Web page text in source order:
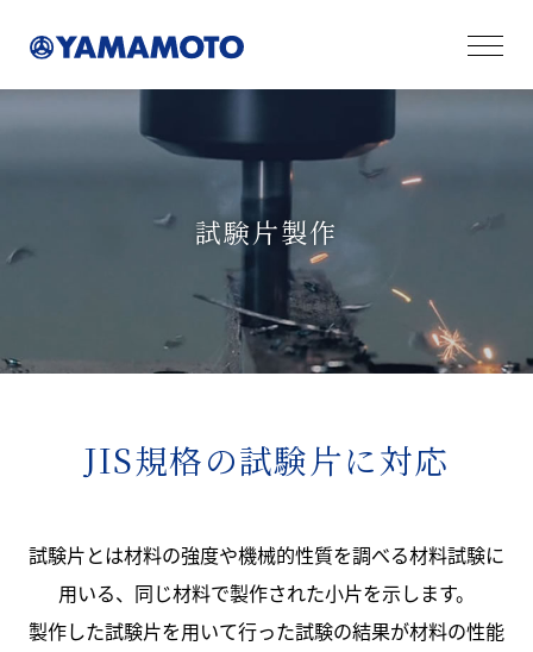
試験片製作
JIS規格の試験片に対応
試験片とは材料の強度や機械的性質を調べる材料試験に
用いる、同じ材料で製作された小片を示します。
製作した試験片を用いて行った試験の結果が材料の性能